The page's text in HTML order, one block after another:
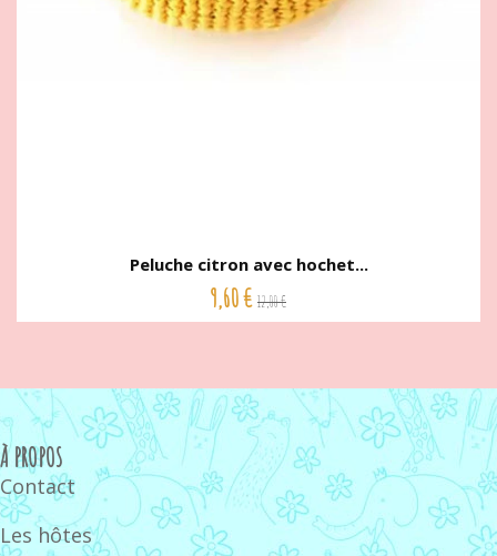
Peluche citron avec hochet...
9,60 € 12,00 €
À PROPOS
Contact
Les hôtes